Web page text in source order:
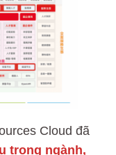
Cloud đã
trong ngành,